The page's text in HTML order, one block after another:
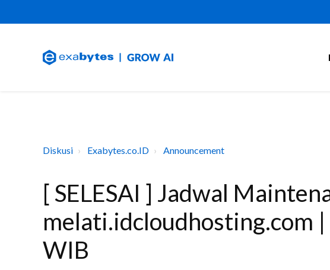
Diskusi Exabytes.co.ID Announcement
[ SELESAI ] Jadwal
melati.idcloudhosting.com |
WIB